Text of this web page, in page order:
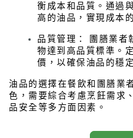
衡成本和品質。通過
高的油品，實現成本
品質管理： 團膳業者
物達到高品質標準。
價，以確保油品的穩
油品的選擇在餐飲和團膳業
色，需要綜合考慮烹飪需求
品安全等多方面因素。